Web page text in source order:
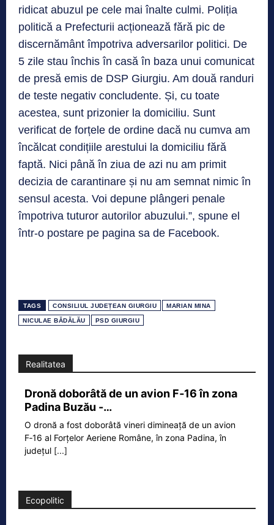
ridicat abuzul pe cele mai înalte culmi. Poliția
politică a Prefecturii acționează fără pic de
discernământ împotriva adversarilor politici. De
5 zile stau închis în casă în baza unui comunicat
de presă emis de DSP Giurgiu. Am două randuri
de teste negativ concludente. Și, cu toate
acestea, sunt prizonier la domiciliu. Sunt
verificat de forțele de ordine dacă nu cumva am
încălcat condițiile arestului la domiciliu fără
faptă. Nici până în ziua de azi nu am primit
decizia de carantinare și nu am semnat nimic în
sensul acesta. Voi depune plângeri penale
împotriva tuturor autorilor abuzului.”, spune el
într-o postare pe pagina sa de Facebook.
TAGS CONSILIUL JUDEȚEAN GIURGIU MARIAN MINA
NICULAE BĂDĂLĂU PSD GIURGIU
Realitatea
Dronă doborâtă de un avion F‑16 în zona
Padina Buzău -…
O dronă a fost doborâtă vineri dimineață de un avion
F‑16 al Forțelor Aeriene Române, în zona Padina, în
județul [...]
Ecopolitic